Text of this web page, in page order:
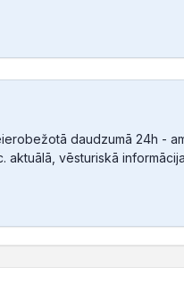
daudzumā 24h -
aktuālā, vēsturiskā